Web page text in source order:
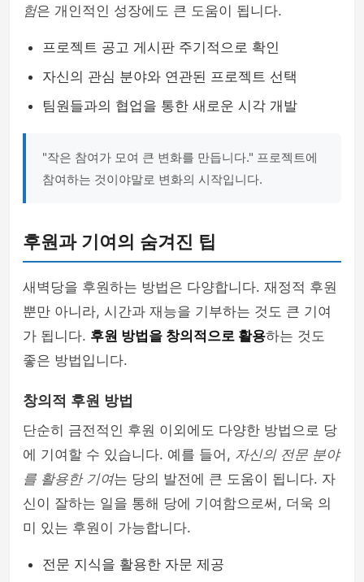
험은 개인적인 성장에도 큰 도움이 됩니다.
프로젝트 공고 게시판 주기적으로 확인
자신의 관심 분야와 연관된 프로젝트 선택
팀원들과의 협업을 통한 새로운 시각 개발
"작은 참여가 모여 큰 변화를 만듭니다." 프로젝트에
참여하는 것이야말로 변화의 시작입니다.
후원과 기여의 숨겨진 팁
새벽당을 후원하는 방법은 다양합니다. 재정적 후원
뿐만 아니라, 시간과 재능을 기부하는 것도 큰 기여
가 됩니다. 후원 방법을 창의적으로 활용하는 것도
좋은 방법입니다.
창의적 후원 방법
단순히 금전적인 후원 이외에도 다양한 방법으로 당
에 기여할 수 있습니다. 예를 들어, 자신의 전문 분야
를 활용한 기여는 당의 발전에 큰 도움이 됩니다. 자
신이 잘하는 일을 통해 당에 기여함으로써, 더욱 의
미 있는 후원이 가능합니다.
전문 지식을 활용한 자문 제공